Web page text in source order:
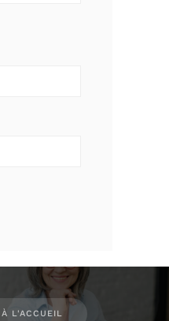
À L'ACCUEIL